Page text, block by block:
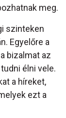
meg.
szinteken
Egyelőre a
bizalmat az
élni vele.
a híreket,
ezt a